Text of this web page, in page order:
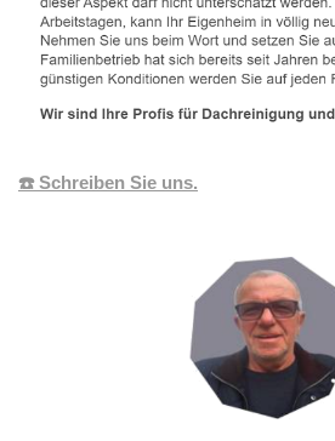
☎️ Schreiben Sie uns.